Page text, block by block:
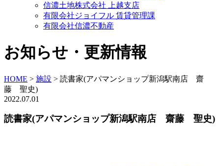
信濃土地株式会社 上越支店
有限会社ジョイフル 賃貸管理課
有限会社信濃不動産
お知らせ・更新情報
HOME > 施設 > 読書家(アパマンショップ新潟駅南店 齋
藤 聖史)
2022.07.01
読書家(アパマンショップ新潟駅南店 齋藤 聖史)